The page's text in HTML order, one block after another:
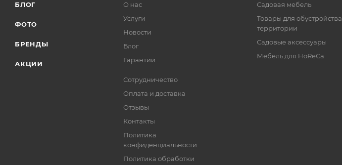
БЛОГ
ФОТО
БРЕНДЫ
АКЦИИ
О нас
Услуги
Новости
Блог
Гарантии
Сотрудничество
Оплата и доставка
Отзывы
Контакты
Политика
конфиденциальности
Политика обработки
Садовая мебель
Товары для обустройства
территории
Садовые аксессуары
Мебель для HoReCa